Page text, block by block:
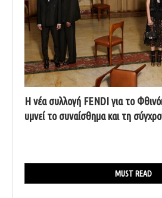
Η νέα συλλογή FENDI για το
υμνεί το συναίσθημα και τη
MUST READ